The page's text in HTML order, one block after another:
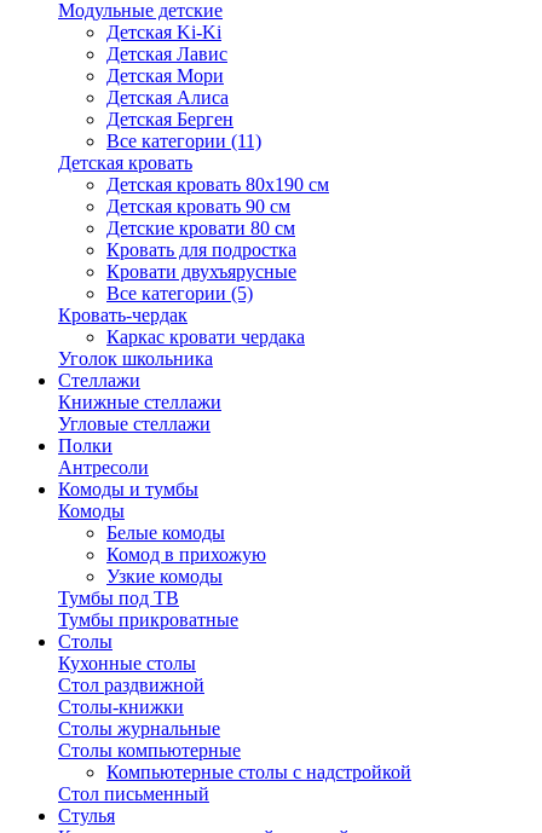
Модульные детские
Детская Ki-Ki
Детская Лавис
Детская Мори
Детская Алиса
Детская Берген
Все категории (11)
Детская кровать
Детская кровать 80х190 см
Детская кровать 90 см
Детские кровати 80 см
Кровать для подростка
Кровати двухъярусные
Все категории (5)
Кровать-чердак
Каркас кровати чердака
Уголок школьника
Стеллажи
Книжные стеллажи
Угловые стеллажи
Полки
Антресоли
Комоды и тумбы
Комоды
Белые комоды
Комод в прихожую
Узкие комоды
Тумбы под ТВ
Тумбы прикроватные
Столы
Кухонные столы
Стол раздвижной
Столы-книжки
Столы журнальные
Столы компьютерные
Компьютерные столы с надстройкой
Стол письменный
Стулья